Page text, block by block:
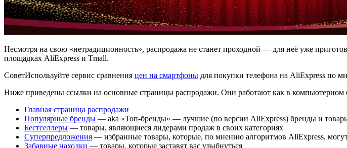
Несмотря на свою «нетрадиционность», распродажа не станет проходной — для неё уже
площадках AliExpress и Tmall.
СоветИспользуйте сервис сравнения цен на смартфоны для покупки телефона на AliExpress по
Ниже приведены ссылки на основные страницы распродажи. Они работают как в компьютерном
Главная страница распродажи
Популярные бренды — aka «Топ-бренды» — лучшие (по версии AliExpress) бренды и
Бестселлеры — товары, являющиеся лидерами продаж в своих категориях
Суперпредложения — избранные товары, которые, по мнению алгоритмов AliExpress, могут
Забавные находки — товары, которые заставят вас улыбнуться